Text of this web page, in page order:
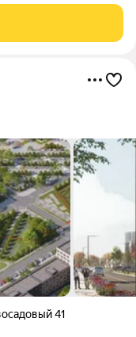
комнаты,
41